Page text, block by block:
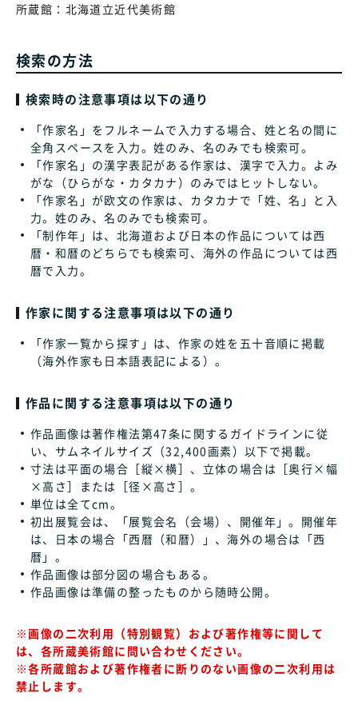
所蔵館： 北海道立近代美術館
検索の方法
検索時の注意事項は以下の通り
「作家名」をフルネームで入力する場合、姓と名の間に
全角スペースを入力。姓のみ、名のみでも検索可。
「作家名」の漢字表記がある作家は、漢字で入力。よみ
がな（ひらがな・カタカナ）のみではヒットしない。
「作家名」が欧文の作家は、カタカナで「姓、名」と入
力。姓のみ、名のみでも検索可。
「制作年」は、北海道および日本の作品については西
暦・和暦のどちらでも検索可、海外の作品については西
暦で入力。
作家に関する注意事項は以下の通り
「作家一覧から探す」は、作家の姓を五十音順に掲載
（海外作家も日本語表記による）。
作品に関する注意事項は以下の通り
作品画像は著作権法第47条に関するガイドラインに従
い、サムネイルサイズ（32,400画素）以下で掲載。
寸法は平面の場合［縦×横］、立体の場合は［奥行×幅
×高さ］または［径×高さ］。
単位は全てcm。
初出展覧会は、「展覧会名（会場）、開催年」。開催年
は、日本の場合「西暦（和暦）」、海外の場合は「西
暦」。
作品画像は部分図の場合もある。
作品画像は準備の整ったものから随時公開。
※画像の二次利用（特別観覧）および著作権等に関して
は、各所蔵美術館に問い合わせください。
※各所蔵館および著作権者に断りのない画像の二次利用は
禁止します。